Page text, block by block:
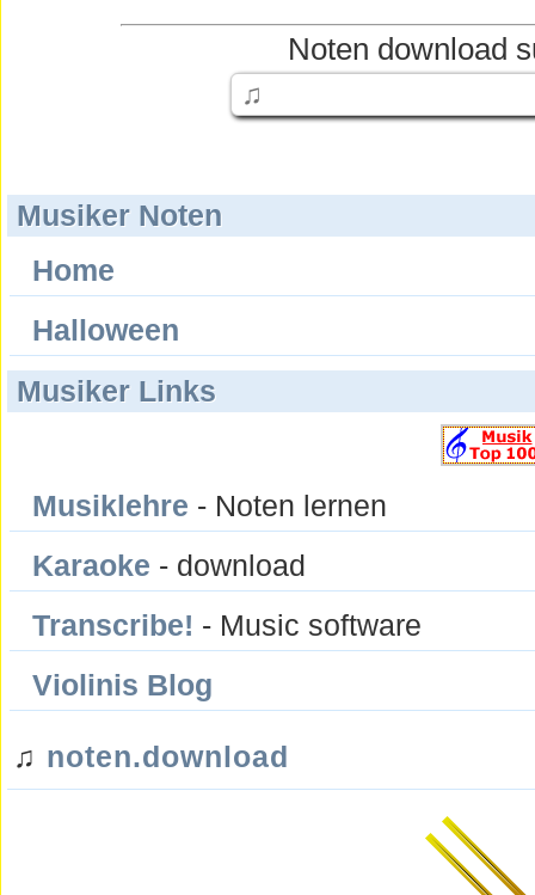
Noten download
Musiker Noten
Home
Halloween
Musiker Links
Musiklehre - Noten lernen
Karaoke - download
Transcribe! - Music software
Violinis Blog
♫ noten.download